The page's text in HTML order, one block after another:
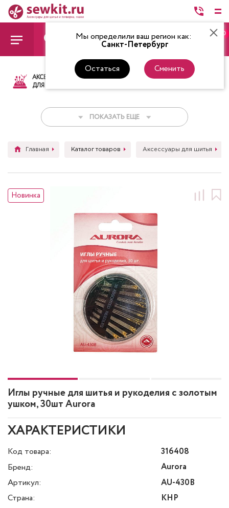
Мы определили ваш регион как:
Санкт-Петербург
Остаться Сменить
0
АКСЕССУАРЫ
ДЛЯ ШИТЬЯ
ТКАНИ НИТКИ
ПОКАЗАТЬ ЕЩЕ
Главная Каталог товаров Аксессуары для шитья
Иглы ручные для шитья и рукоделия с золотым
ушком, 30шт Aurora
Новинка
ХАРАКТЕРИСТИКИ
Код товара:
316408
Бренд:
Aurora
Артикул:
AU-430B
Страна:
КНР